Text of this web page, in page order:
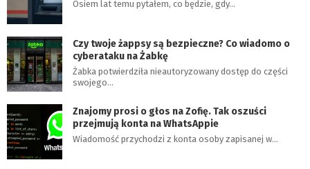
Osiem lat temu pytałem, co będzie, gdy…
Czy twoje żappsy są bezpieczne? Co wiadomo o
cyberataku na Żabkę
Żabka potwierdziła nieautoryzowany dostęp do części
swojego…
Znajomy prosi o głos na Zofię. Tak oszuści
przejmują konta na WhatsAppie
Wiadomość przychodzi z konta osoby zapisanej w…